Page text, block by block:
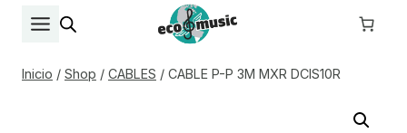
Inicio / Shop / CABLES / CABLE P-P 3M MXR DCIS10R